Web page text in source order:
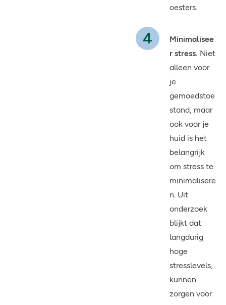
oesters.
Minimalisee
r stress. Niet
alleen voor
je
gemoedstoe
stand, maar
ook voor je
huid is het
belangrijk
om stress te
minimalisere
n. Uit
onderzoek
blijkt dat
langdurig
hoge
stresslevels,
kunnen
zorgen voor